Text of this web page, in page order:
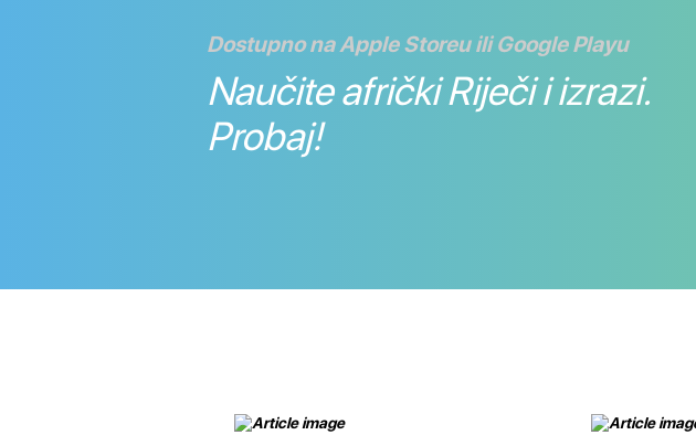
Dostupno na Apple Storeu ili Google Playu
Naučite afrički Riječi i izrazi.
Probaj!